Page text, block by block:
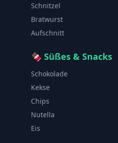
Schnitzel
Bratwurst
Aufschnitt
🍫 Süßes & Snacks
Schokolade
Kekse
Chips
Nutella
Eis